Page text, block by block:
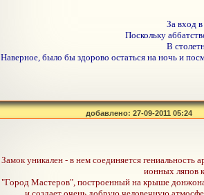
За вход
Поскольку
В
Наверное, было бы здорово остаться на ночь и
добавлено: 27-09-2011 05:24
Замок уникален - в нем соединяется
ионных ляпов
"Город Мастеров", построенный на крыше донжона